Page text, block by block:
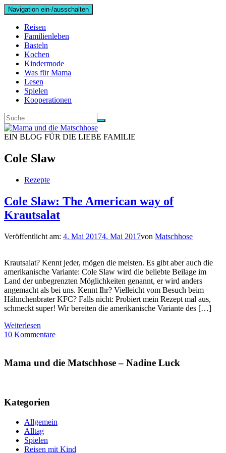
Navigation ein-/ausschalten
Reisen
Familienleben
Basteln
Kochen
Kindermode
Was für Mama
Lesen
Spielen
Kooperationen
EIN BLOG FÜR DIE LIEBE FAMILIE
Cole Slaw
Rezepte
Cole Slaw: The American way of
Krautsalat
Veröffentlicht am: 4. Mai 20174. Mai 2017von Matschhose
Krautsalat? Kennt jeder, mögen die meisten. Es gibt aber auch die
amerikanische Variante: Cole Slaw wird die beliebte Beilage im
Land der unbegrenzten Möglichkeiten genannt, er wird anders
angemacht als bei uns. Kennt Ihr? Vielleicht vom Besuch beim
Hähnchenbrater KFC? Falls nicht: Probiert mein Rezept mal aus,
schmeckt super! Wir bereiten die amerikanische Variante des […]
Weiterlesen
10 Kommentare
Mama und die Matschhose – Nadine Luck
Kategorien
Allgemein
Alltag
Spielen
Reisen mit Kind